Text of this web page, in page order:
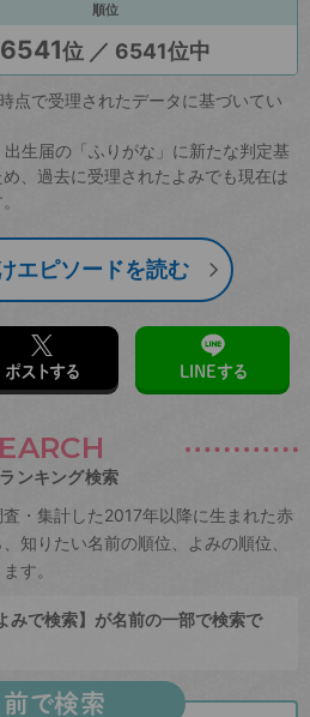
順位
6541位 ／ 6541位中
点で受理されたデータに基づいてい
生届の「ふりがな」に新たな判定基
、過去に受理されたよみでも現在は
エピソードを読む
ポストする LINEする
ンキング検索
・集計した2017年以降に生まれた赤
知りたい名前の順位、よみの順位、
す。
みで検索】が名前の一部で検索で
で検索